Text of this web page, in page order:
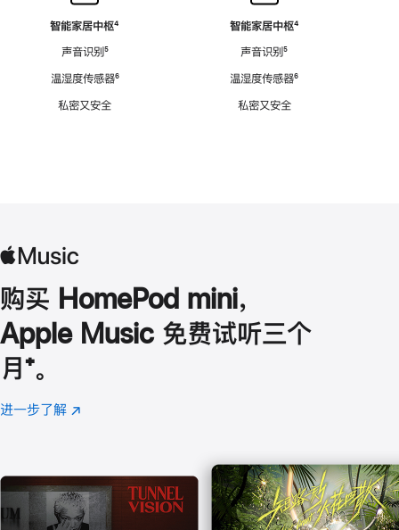
智能家居中枢脚
⁴
声音识别脚
⁵
温湿度传感器脚
⁶
私密又安全
智能家居中枢脚
⁴
声音识别脚
⁵
温湿度传感器脚
⁶
私密又安全
购买 HomePod mini，
Apple Music 免费试听三个
月 脚
注
⁺。
进一步了解 Apple
(在
口
中
打